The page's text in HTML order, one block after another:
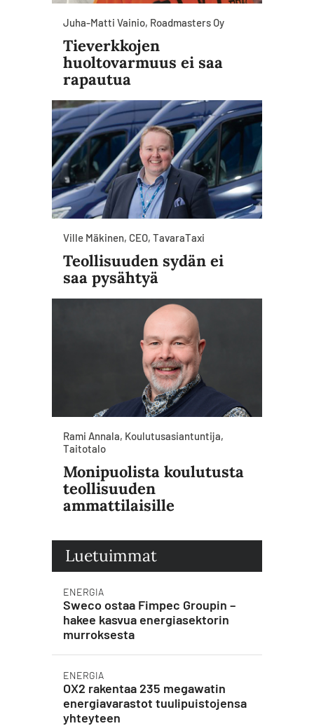
Juha-Matti Vainio, Roadmasters Oy
Tieverkkojen
huoltovarmuus ei saa
rapautua
Ville Mäkinen, CEO, TavaraTaxi
Teollisuuden sydän ei
saa pysähtyä
Rami Annala, Koulutusasiantuntija,
Taitotalo
Monipuolista koulutusta
teollisuuden
ammattilaisille
Luetuimmat
ENERGIA
Sweco ostaa Fimpec Groupin –
hakee kasvua energiasektorin
murroksesta
ENERGIA
OX2 rakentaa 235 megawatin
energiavarastot tuulipuistojensa
yhteyteen